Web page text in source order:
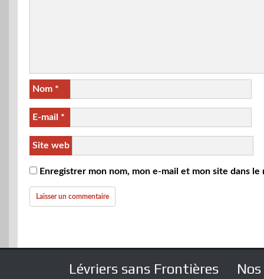
Nom *
E-mail *
Site web
Enregistrer mon nom, mon e-mail et mon site dans
Lévriers sans Frontières